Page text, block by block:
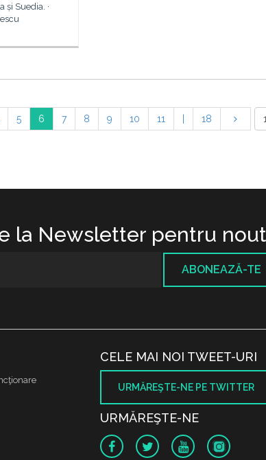
și Suedia. ·
5 6 7 8 9 10 11 18
la Newsletter pentru
ABONEAZĂ-TE
CELE MAI NOI TWEET-URI
URMĂREŞTE-NE PE TWITTER
URMĂREŞTE-NE